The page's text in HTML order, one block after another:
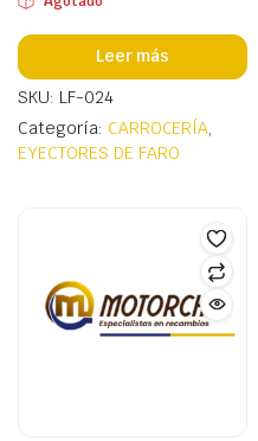
Leer más
SKU: LF-024
Categoría: CARROCERÍA,
EYECTORES DE FARO